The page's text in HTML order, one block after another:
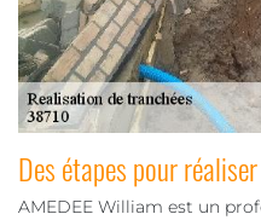
Des étapes pour
AMEDEE William est un